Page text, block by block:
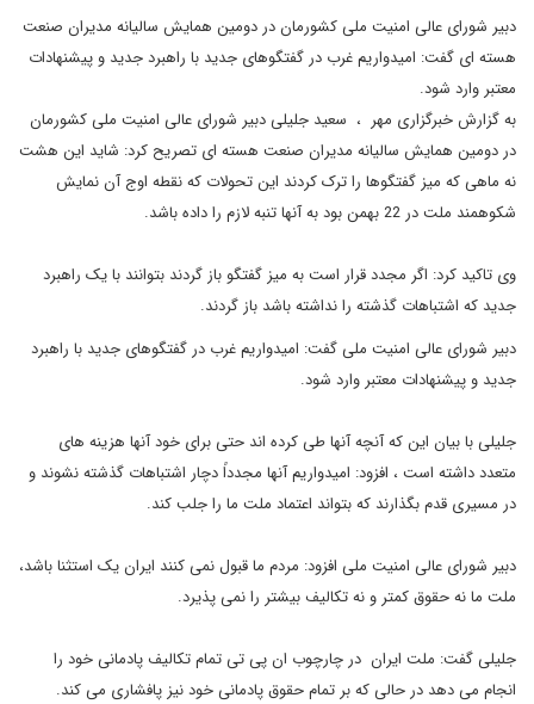
دبیر شورای عالی امنیت ملی کشورمان در دومین همایش سالیانه مدیران صنعت
هسته ای گفت: امیدواریم غرب در گفتگوهای جدید با راهبرد جدید و پیشنهادات
معتبر وارد شود.
به گزارش خبرگزاری مهر ، سعید جلیلی دبیر شورای عالی امنیت ملی کشورمان
در دومین همایش سالیانه مدیران صنعت هسته ای تصریح کرد: شاید این هشت
نه ماهی که میز گفتگوها را ترک کردند این تحولات که نقطه اوج آن نمایش
شکوهمند ملت در 22 بهمن بود به آنها تنبه لازم را داده باشد.
وی تاکید کرد: اگر مجدد قرار است به میز گفتگو باز گردند بتوانند با یک راهبرد
جدید که اشتباهات گذشته را نداشته باشد باز گردند.
دبیر شورای عالی امنیت ملی گفت: امیدواریم غرب در گفتگوهای جدید با راهبرد
جدید و پیشنهادات معتبر وارد شود.
جلیلی با بیان این که آنچه آنها طی کرده اند حتی برای خود آنها هزینه های
متعدد داشته است ، افزود: امیدواریم آنها مجدداً دچار اشتباهات گذشته نشوند و
در مسیری قدم بگذارند که بتواند اعتماد ملت ما را جلب کند.
دبیر شورای عالی امنیت ملی افزود: مردم ما قبول نمی کنند ایران یک استثنا باشد،
ملت ما نه حقوق کمتر و نه تکالیف بیشتر را نمی پذیرد.
جلیلی گفت: ملت ایران در چارچوب ان پی تی تمام تکالیف پادمانی خود را
انجام می دهد در حالی که بر تمام حقوق پادمانی خود نیز پافشاری می کند.